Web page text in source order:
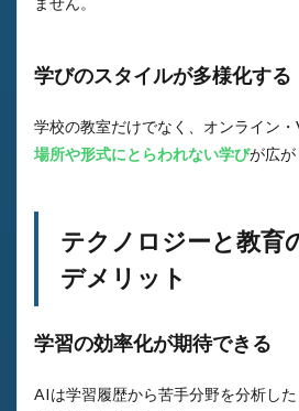
学びのスタイルが多様化する
学校の教室だけでなく、オンライン・
場所や形式にとらわれない学びが広が
テクノロジーと教育
デメリット
学習の効率化が期待できる
AIは学習履歴から苦手分野を分析し